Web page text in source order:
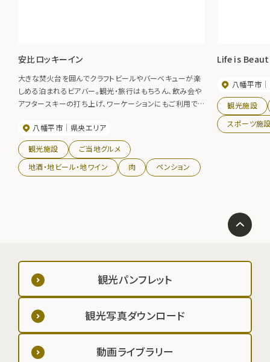
安比ロッキーイン
大きな焚火台を囲んでクラフトビールやバーベキューが楽
しめる泊まれるビアバー。観光・旅行はもちろん、飲み会や
アフタースキーの打ち上げ、ワーケーションにもご利用でき
八幡平市
県央エリア
観光施設
ご当地グルメ
地酒・地ビール・地ワイン
肉 ペンション
Life is
八幡平市
観光施設
スポーツ施
観光パンフレット
観光写真ダウンロード
動画ライブラリー